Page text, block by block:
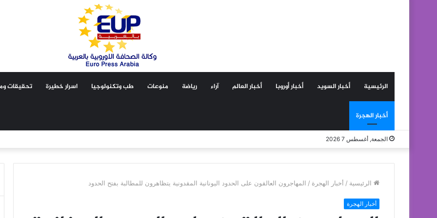
الرئيسية أخبار السويد أخبار أوروبا أخبار العالم آراء رياضة منوعات طب وتكنولوجيا اسرار خطيرة تحقيقات
أخبار الهجرة
الجمعة, أغسطس 7 2026
الرئيسية / أخبار الهجرة / المهاجرون العالقون على الحدود اليونانية المقدونية يتظاهرون للمطالبة بفتح الحدود
أخبار الهجرة